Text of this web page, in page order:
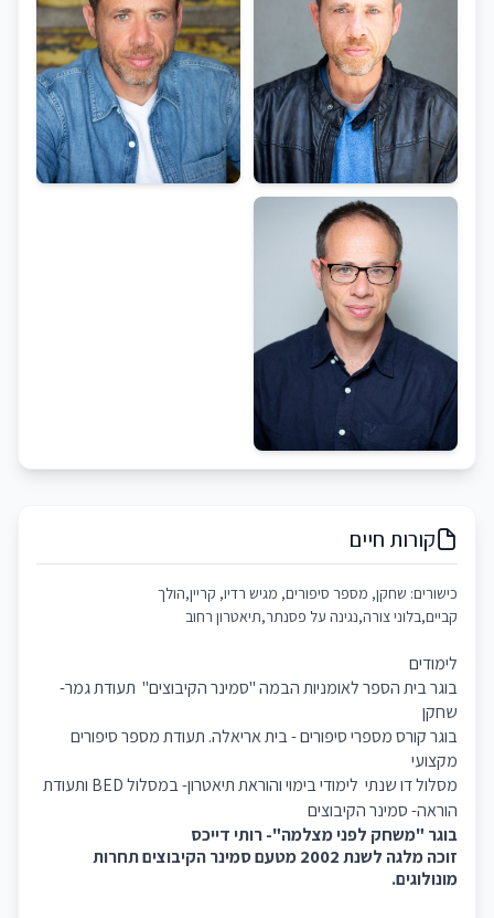
קורות חיים
כישורים: שחקן, מספר סיפורים, מגיש רדיו, קריין,הולך
קביים,בלוני צורה,נגינה על פסנתר,תיאטרון רחוב
לימודים
בוגר בית הספר לאומניות הבמה "סמינר הקיבוצים" תעודת גמר-
שחקן
בוגר קורס מספרי סיפורים - בית אריאלה. תעודת מספר סיפורים
מקצועי
מסלול דו שנתי לימודי בימוי והוראת תיאטרון- במסלול BED
ותעודת
הוראה- סמינר הקיבוצים
בוגר "משחק לפני מצלמה"- רותי דייכס
זוכה מלגה לשנת 2002 מטעם סמינר הקיבוצים תחרות
מונולוגים.